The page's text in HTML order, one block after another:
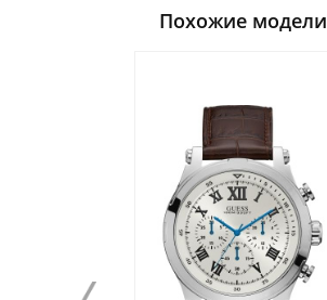
Похожие модели